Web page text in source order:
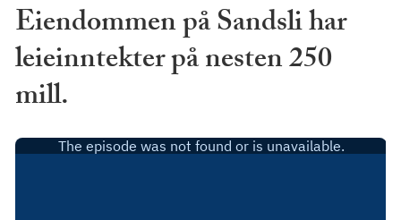
Eiendommen på Sandsli har
leieinntekter på nesten 250
mill.